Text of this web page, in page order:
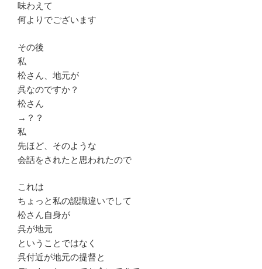
味わえて
何よりでございます
その後
私
松さん、地元が
呉なのですか？
松さん
→？？
私
先ほど、そのような
会話をされたと思われたので
これは
ちょっと私の認識違いでして
松さん自身が
呉が地元
ということではなく
呉付近が地元の提督と